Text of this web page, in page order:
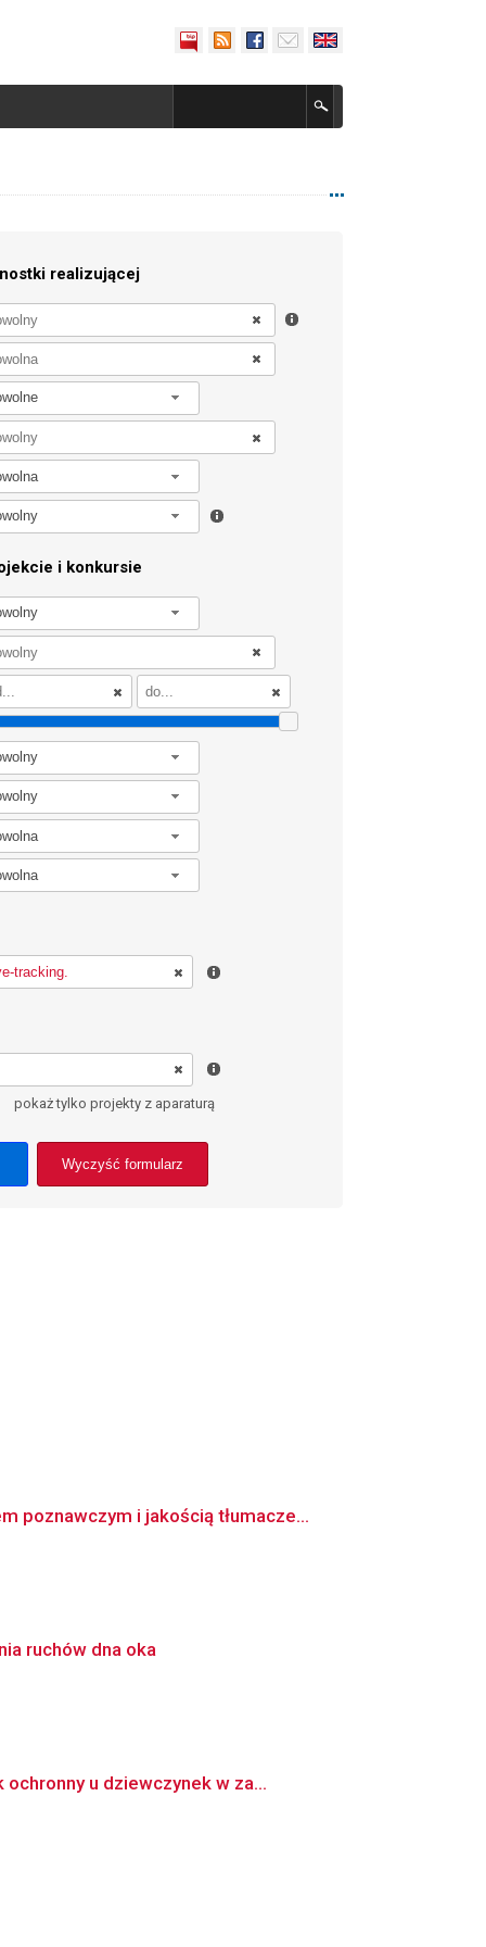
realizującej
i konkursie
pokaż tylko projekty z aparaturą
Wyczyść formularz
poznawczym i jakością tłumacze...
ruchów dna oka
u dziewczynek w za...